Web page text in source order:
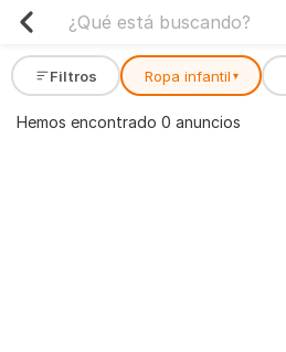
Filtros Ropa infantil ▾
Hemos encontrado 0 anuncios